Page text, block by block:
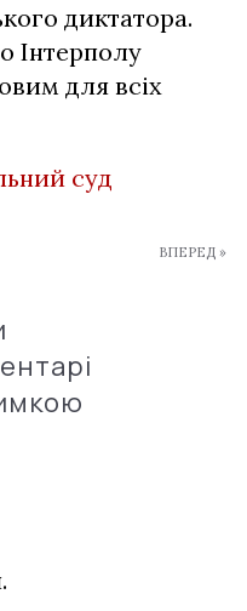
диктатора.
Інтерполу
для всіх
суд
ВПЕРЕД »